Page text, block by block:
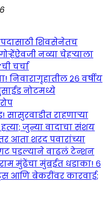
शिवसेनेतच
नव्या चेहऱ्याला
चर्चा
२६ वर्षीय
नोटमध्ये
राहणाऱ्या
जुन्या वादाचा संशय
आता शरद पवारांच्या
गट पडल्याने वाढलं टेन्शन
मुंढेंचा मुंबईत धडाका! ६
आणि बेकरींवर कारवाई;